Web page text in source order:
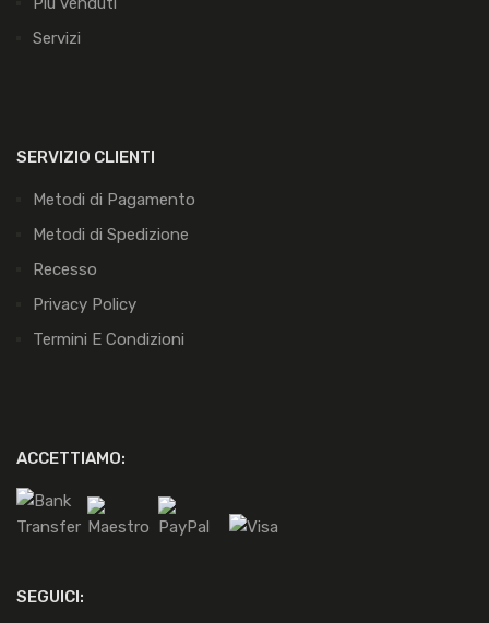
Servizi
SERVIZIO CLIENTI
Metodi di Pagamento
Metodi di Spedizione
Recesso
Privacy Policy
Termini E Condizioni
ACCETTIAMO:
SEGUICI: